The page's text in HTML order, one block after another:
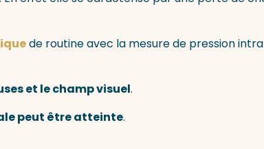
de routine avec la mesure de pression
et le champ visuel.
peut être atteinte.